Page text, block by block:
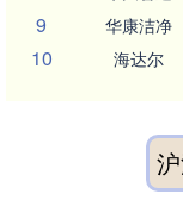
9 华康洁净
10 海达尔